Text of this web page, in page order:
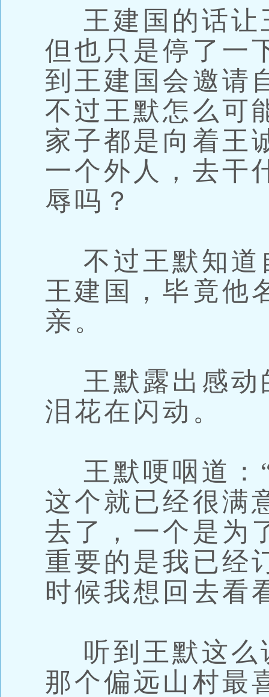
王建国的话让
但也只是停了一
到王建国会邀请
不过王默怎么可
家子都是向着王
一个外人，去干
辱吗？
不过王默知道
王建国，毕竟他
亲。
王默露出感动
泪花在闪动。
王默哽咽道：
这个就已经很满
去了，一个是为
重要的是我已经
时候我想回去看
听到王默这么
那个偏远山村最